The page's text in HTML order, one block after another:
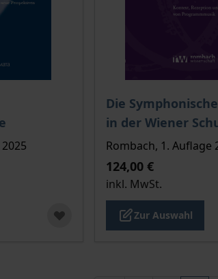
richtet sich nach der gewählten
Die
in der Wiener
Der Preis dieses
Rombach, 1. Auflage
124,00 €
inkl. MwSt.
Zur Auswahl